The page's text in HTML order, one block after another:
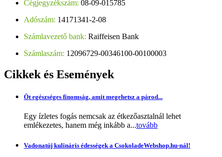
Cégjegyzékszám: 08-09-015785
Adószám: 14171341-2-08
Számlavezető bank: Raiffeisen Bank
Számlaszám: 12096729-00346100-00100003
Cikkek és Események
Öt egészséges finomság, amit megehetsz a párod...
Egy ízletes fogás nemcsak az étkezőasztalnál lehet
emlékezetes, hanem még inkább a...tovább
Vadonatúj kulináris édességek a CsokoladeWebshop.hu-nál!